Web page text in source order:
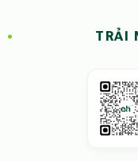
TRẢI